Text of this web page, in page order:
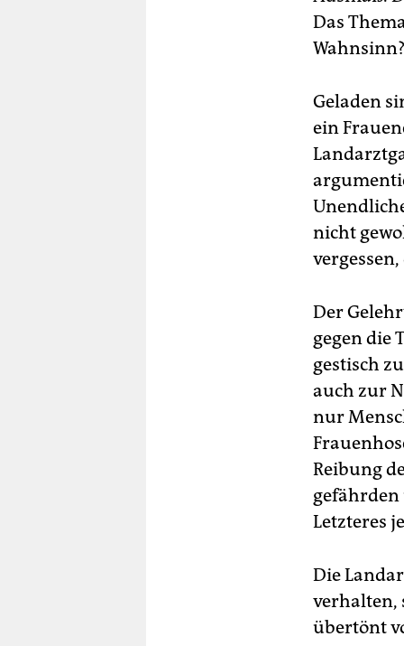
Das
Geladen
ein
nicht
Der
gegen die
gestisch
auch zur
nur
Reibung
gefährden
Letzteres
Die
verhalten,
übertönt